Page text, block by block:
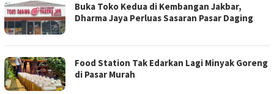
Buka Toko Kedua di Kembangan Jakbar,
Dharma Jaya Perluas Sasaran Pasar Daging
Food Station Tak Edarkan Lagi Minyak Goreng
di Pasar Murah